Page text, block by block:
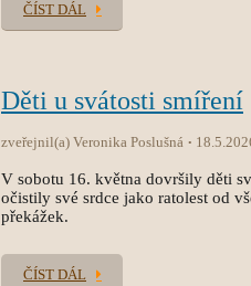
ČÍST DÁL
Děti u svátosti smíření
zveřejnil(a) Veronika Poslušná
V sobotu 16. května dovršily děti
očistily své srdce jako ratolest od
překážek.
ČÍST DÁL